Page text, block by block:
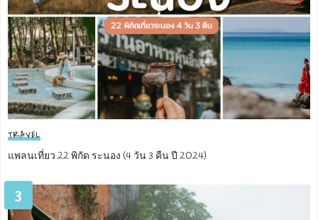
TRAVEL
แพลนเที่ยว 22 พิกัด ระนอง (4 วัน 3 คืน ปี 2024)
3